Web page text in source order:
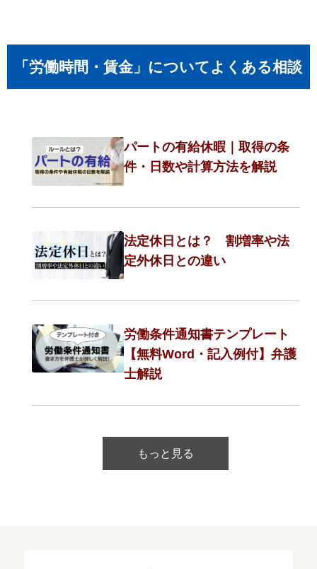
「労働時間・賃金」についてよくある相談
パートの有給休暇｜取得の条
件・日数や計算方法を解説
法定休日とは？ 割増率や法
定外休日との違い
労働条件通知書テンプレート
【無料Word・記入例付】弁護
士解説
もっと見る